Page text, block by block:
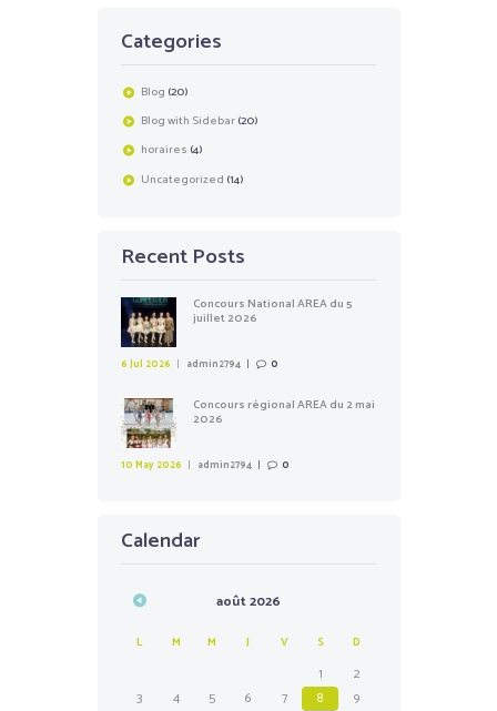
Categories
Blog (20)
Blog with Sidebar(20)
horaires (4)
Uncategorized (14)
Recent Posts
Concours National AREA du 5
juillet 2026
6 Jul 2026 admin2794 0
Concours régional AREA du 2 mai
2026
10 May 2026 admin2794 0
Calendar
août2026
L M M J V S D
1
2
3
4 5 6 7 8
9